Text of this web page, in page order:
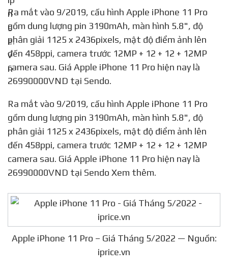
Ra mắt vào 9/2019, cấu hình Apple iPhone 11 Pro
gồm dung lượng pin 3190mAh, màn hình 5.8", độ
phân giải 1125 x 2436pixels, mật độ điểm ảnh lên
đến 458ppi, camera trước 12MP + 12 + 12 + 12MP
camera sau. Giá Apple iPhone 11 Pro hiện nay là
26990000VND tại Sendo.
Ra mắt vào 9/2019, cấu hình Apple iPhone 11 Pro
gồm dung lượng pin 3190mAh, màn hình 5.8", độ
phân giải 1125 x 2436pixels, mật độ điểm ảnh lên
đến 458ppi, camera trước 12MP + 12 + 12 + 12MP
camera sau. Giá Apple iPhone 11 Pro hiện nay là
26990000VND tại Sendo Xem thêm.
Apple iPhone 11 Pro – Giá Tháng 5/2022 — Nguồn:
iprice.vn